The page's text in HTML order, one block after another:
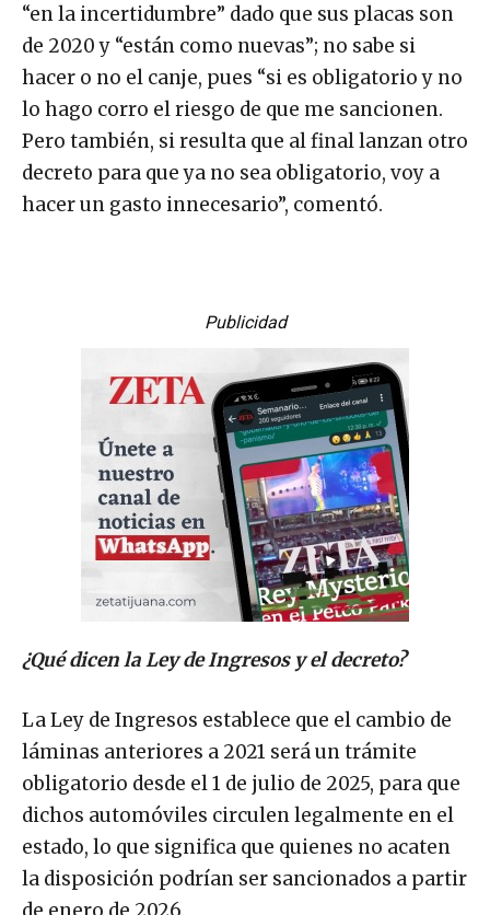
“en la incertidumbre” dado que sus placas son
de 2020 y “están como nuevas”; no sabe si
hacer o no el canje, pues “si es obligatorio y no
lo hago corro el riesgo de que me sancionen.
Pero también, si resulta que al final lanzan otro
decreto para que ya no sea obligatorio, voy a
hacer un gasto innecesario”, comentó.
Publicidad
¿Qué dicen la Ley de Ingresos y el decreto?
La Ley de Ingresos establece que el cambio de
láminas anteriores a 2021 será un trámite
obligatorio desde el 1 de julio de 2025, para que
dichos automóviles circulen legalmente en el
estado, lo que significa que quienes no acaten
la disposición podrían ser sancionados a partir